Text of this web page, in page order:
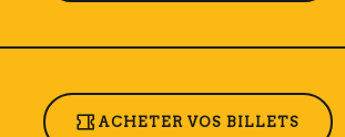
ACHETER VOS BILLETS